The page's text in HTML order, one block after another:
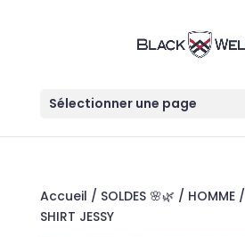
Sélectionner une page
Accueil / SOLDES 🌸🌿 / HOMME/
SHIRT JESSY